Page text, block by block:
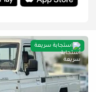
استجابة سريعة